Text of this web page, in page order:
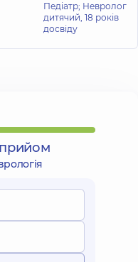
Педіатр; Невролог
дитячий, 18 років
досвіду